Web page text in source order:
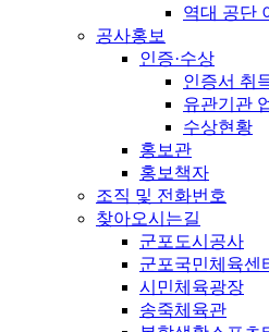
역대 공단
공사홍보
인증·수상
인증서 취
유관기관
수상현황
홍보관
홍보책자
조직 및 전화번호
찾아오시는길
군포도시공사
군포국민체육센
시민체육광장
송죽체육관